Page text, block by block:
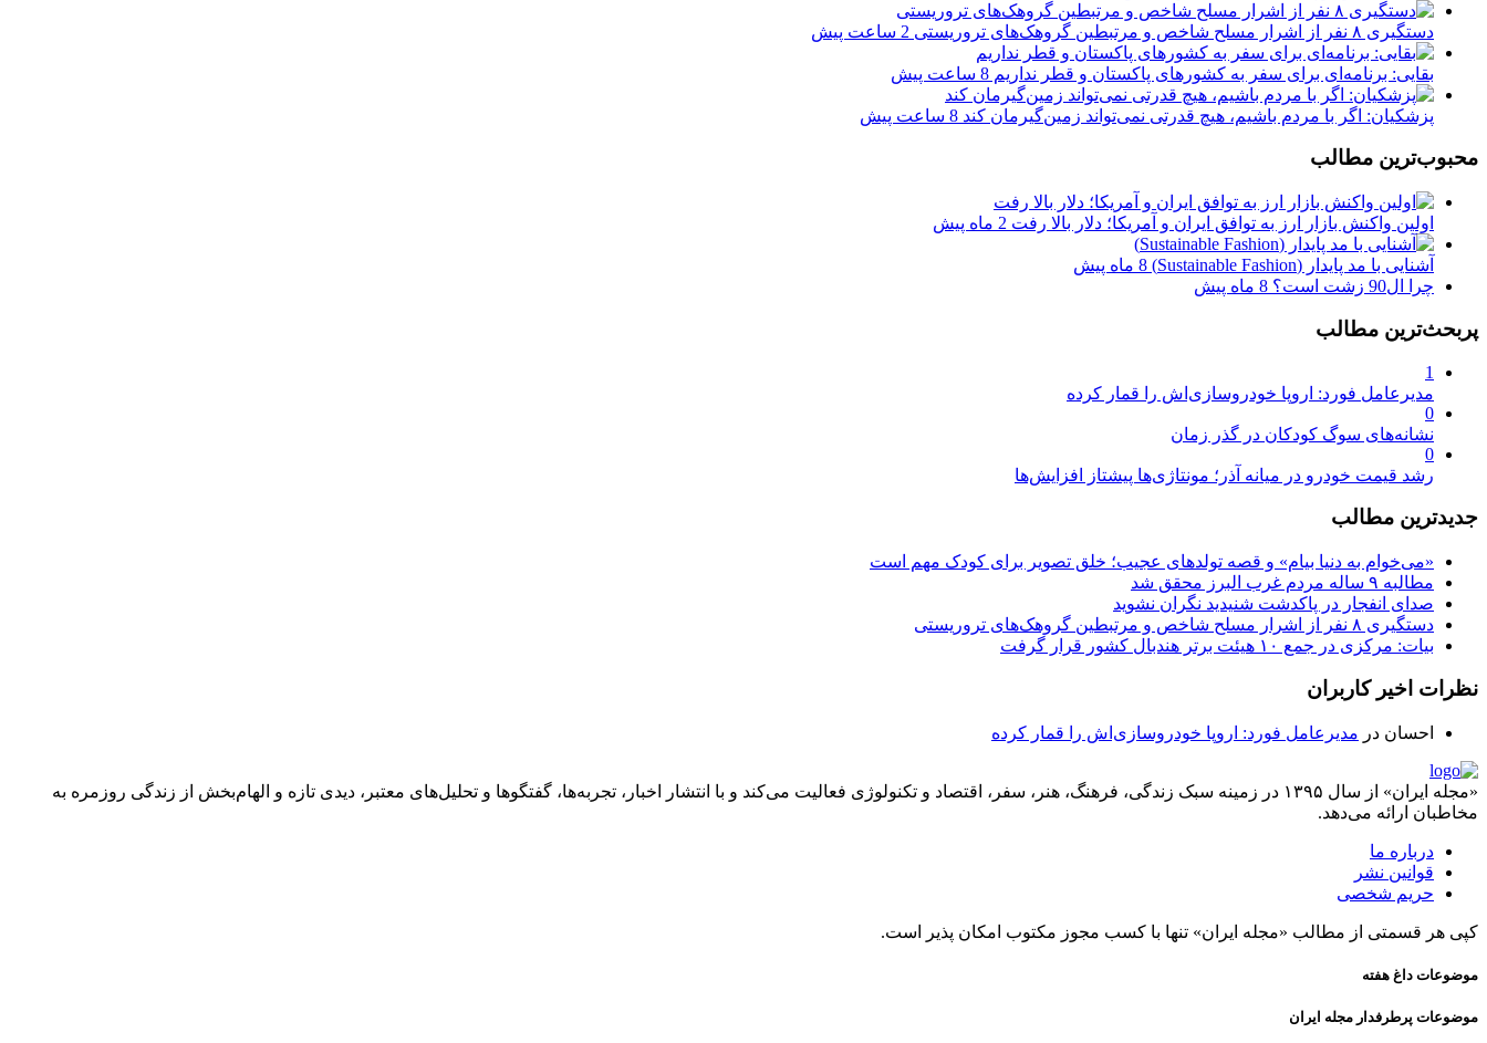
دستگیری ۸ نفر از اشرار مسلح شاخص و مرتبطین گروهک‌های تروریستی 2 ساعت پیش
بقایی: برنامه‌ای برای سفر به کشورهای پاکستان و قطر نداریم 8 ساعت پیش
پزشکیان: اگر با مردم باشیم، هیچ قدرتی نمی‌تواند زمین‌گیرمان کند 8 ساعت پیش
محبوب‌ترین مطالب
اولین واکنش بازار ارز به توافق ایران و آمریکا؛ دلار بالا رفت 2 ماه پیش
آشنایی با مد پایدار (Sustainable Fashion)
8 ماه پیش
چرا ال90 زشت است؟
8 ماه پیش
پربحث‌ترین مطالب
1
مدیرعامل فورد: اروپا خودروسازی‌اش را قمار کرده
0
نشانه‌های سوگ کودکان در گذر زمان
0
رشد قیمت خودرو در میانه آذر؛ مونتاژی‌ها پیشتاز افزایش‌ها
جدیدترین مطالب
«می‌خوام به دنیا بیام» و قصه تولدهای عجیب؛ خلق تصویر برای کودک مهم است
مطالبه ۹ ساله مردم غرب البرز محقق شد
صدای انفجار در پاکدشت شنیدید نگران نشوید
دستگیری ۸ نفر از اشرار مسلح شاخص و مرتبطین گروهک‌های تروریستی
بیات: مرکزی در جمع ۱۰ هیئت برتر هندبال کشور قرار گرفت
نظرات اخیر کاربران
احسان در مدیرعامل فورد: اروپا خودروسازی‌اش را قمار کرده
«مجله ایران» از سال ۱۳۹۵ در زمینه سبک زندگی، فرهنگ، هنر، سفر، اقتصاد و تکنولوژی فعالیت می‌کند و با انتشار اخبار، تجربه‌ها، گفتگوها و تحلیل‌های معتبر، دیدی تازه و الهام‌بخش از زندگی روزمره به
مخاطبان ارائه می‌دهد.
درباره ما
قوانین نشر
حریم شخصی
کپی هر قسمتی از مطالب «مجله ایران» تنها با کسب مجوز مکتوب امکان پذیر است.
موضوعات داغ هفته
موضوعات پرطرفدار مجله ایران